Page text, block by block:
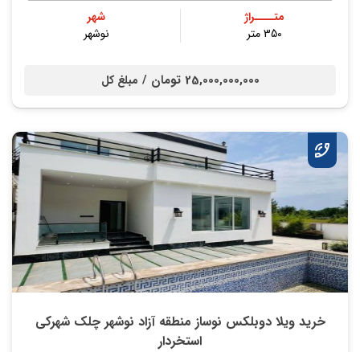
متــــراژ
350 متر
شهر
نوشهر
25,000,000,000 تومان / مبلغ کل
خرید ویلا دوبلکس نوساز منطقه آزاد نوشهر چلک شهرکی
استخردار